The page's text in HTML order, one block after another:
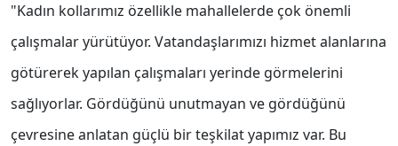
"Kadın kollarımız özellikle mahallelerde çok önemli
çalışmalar yürütüyor. Vatandaşlarımızı hizmet alanlarına
götürerek yapılan çalışmaları yerinde görmelerini
sağlıyorlar. Gördüğünü unutmayan ve gördüğünü
çevresine anlatan güçlü bir teşkilat yapımız var. Bu